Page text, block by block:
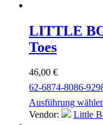
LITTLE
Toes
46,00 €
62-6874-8086-92
Ausführung
Vendor:
Little